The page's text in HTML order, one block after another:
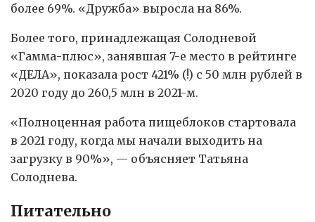
более 69%. «Дружба» выросла на 86%.
Более того, принадлежащая Солодневой
«Гамма-плюс», занявшая 7-е место в рейтинге
«ДЕЛА», показала рост 421% (!) с 50 млн рублей в
2020 году до 260,5 млн в 2021-м.
«Полноценная работа пищеблоков стартовала
в 2021 году, когда мы начали выходить на
загрузку в 90%», — объясняет Татьяна
Солоднева.
Питательно